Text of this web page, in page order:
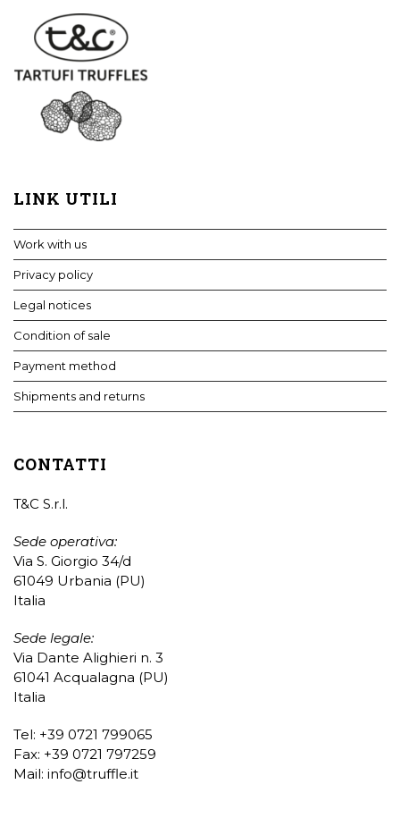
LINK UTILI
Work with us
Privacy policy
Legal notices
Condition of sale
Payment method
Shipments and returns
CONTATTI
T&C S.r.l.
Sede operativa:
Via S. Giorgio 34/d
61049 Urbania (PU)
Italia
Sede legale:
Via Dante Alighieri n. 3
61041 Acqualagna (PU)
Italia
Tel: +39 0721 799065
Fax: +39 0721 797259
Mail: info@truffle.it